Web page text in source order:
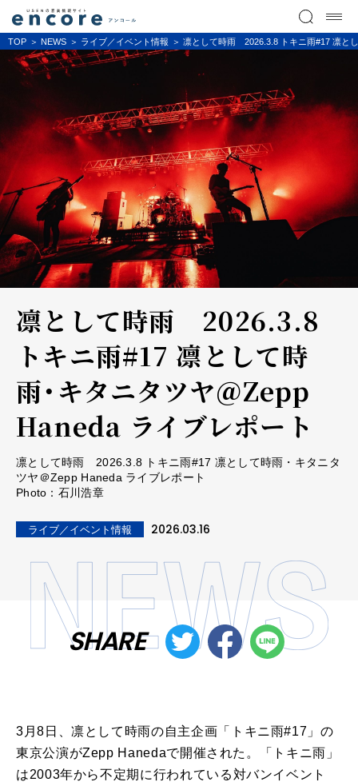
TOP NEWS ライブ／イベント情報 凛として時雨 2026.3.8 トキニ雨#17 凛と
凛として時雨 2026.3.8
トキニ雨#17 凛として時
雨・キタニタツヤ＠Zepp
Haneda ライブレポート
凛として時雨 2026.3.8 トキニ雨#17 凛として時雨・キタニタ
ツヤ＠Zepp Haneda ライブレポート
Photo：石川浩章
ライブ／イベント情報 2026.03.16
SHARE
3月8 日、凛として 時雨の自主企画「 トキニ雨#17 」の
東京公演がZepp Hanedaで開催された。「 トキニ雨 」
は2003年から不定期に行われている対バンイベント